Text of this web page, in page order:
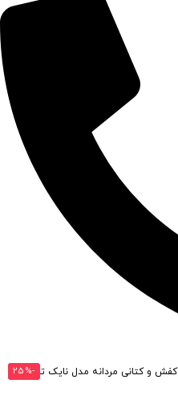
کفش و کتانی مردانه مدل نایک ترویس NIKE TRAVIS رنگ سفید مشکی کد 30196
-25%